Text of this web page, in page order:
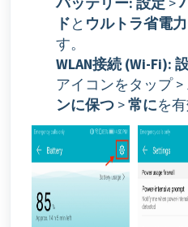
ドと ウルトラ省電
す。
WLAN接続 (Wi-Fi):
アイコンをタップ >
ンに保つ >常にを